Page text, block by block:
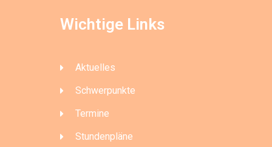
Wichtige Links
Aktuelles
Schwerpunkte
Termine
Stundenpläne